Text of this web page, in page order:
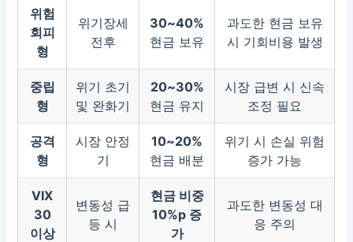
위험
회피
형
위기장세
전후
30~40%
현금 보유
과도한 현금 보유
시 기회비용 발생
중립
형
위기 초기
및 완화기
20~30%
현금 유지
시장 급변 시 신속
조정 필요
공격
형
시장 안정
기
10~20%
현금 배분
위기 시 손실 위험
증가 가능
VIX
30
이상
변동성 급
등 시
현금 비중
10%p 증
가
과도한 변동성 대
응 주의